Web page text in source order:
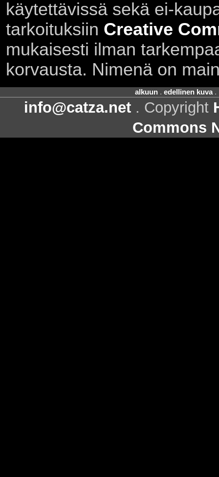
käytettävissä sekä ei-
tarkoituksiin Creative
mukaisesti ilman
korvausta. Nimenä on
alkuun. edellinen kuva.
info@catza.net . Copyright
Commons